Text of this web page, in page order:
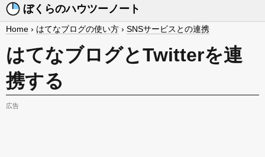
ぼくらのハウツーノート
Home › はてなブログの使い方 › SNSサービスとの連携
はてなブログとTwitterを連
携する
広告